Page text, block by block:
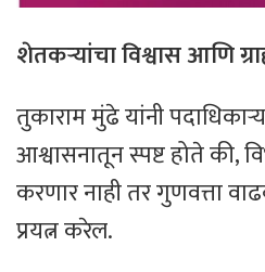
शेतकऱ्यांचा विश्वास आणि
तुकाराम मुंढे यांनी
आश्वासनातून स्पष्ट होते की,
करणार नाही तर गुणवत्ता
प्रयत्न करेल.